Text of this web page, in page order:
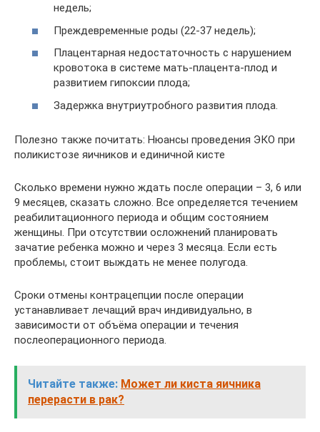
недель;
Преждевременные роды (22-37 недель);
Плацентарная недостаточность с нарушением
кровотока в системе мать-плацента-плод и
развитием гипоксии плода;
Задержка внутриутробного развития плода.
Полезно также почитать: Нюансы проведения ЭКО при
поликистозе яичников и единичной кисте
Сколько времени нужно ждать после операции – 3, 6 или
9 месяцев, сказать сложно. Все определяется течением
реабилитационного периода и общим состоянием
женщины. При отсутствии осложнений планировать
зачатие ребенка можно и через 3 месяца. Если есть
проблемы, стоит выждать не менее полугода.
Сроки отмены контрацепции после операции
устанавливает лечащий врач индивидуально, в
зависимости от объёма операции и течения
послеоперационного периода.
Читайте также: Может ли киста яичника
перерасти в рак?